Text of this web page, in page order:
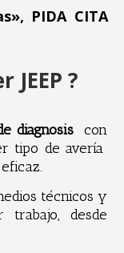
PIDA CITA
?
diagnosiscon
tipo de avería
técnicos y
trabajo, desde